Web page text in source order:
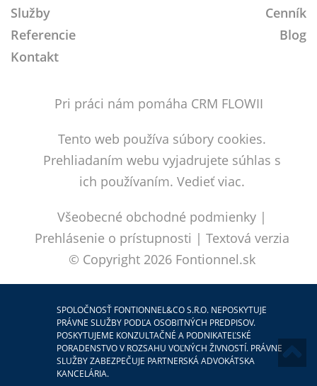
Služby
Cenník
Referencie
Blog
Kontakt
Pri práci nám pomáha CRM FLOWII
Tento web používa súbory cookies.
Prehliadaním webu vyjadrujete súhlas s
ich používaním. Vedieť viac.
Všeobecné obchodné podmienky |
Prehlásenie o prístupnosti | Textová verzia
© Copyright 2026 Fontionnel.sk
SPOLOČNOSŤ FONTIONNEL&CO S.R.O. NEPOSKYTUJE
PRÁVNE SLUŽBY PODĽA OSOBITNÝCH PREDPISOV.
POSKYTUJEME KONZULTAČNÉ A PODNIKATEĽSKÉ
PORADENSTVO V ROZSAHU VOĽNÝCH ŽIVNOSTÍ. PRÁVNE
SLUŽBY ZABEZPEČUJE PARTNERSKÁ ADVOKÁTSKA
KANCELÁRIA.